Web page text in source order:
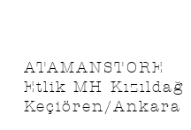
ATAMANSTORE
Etlik MH Kızıldağ
Keçiören/Ankara